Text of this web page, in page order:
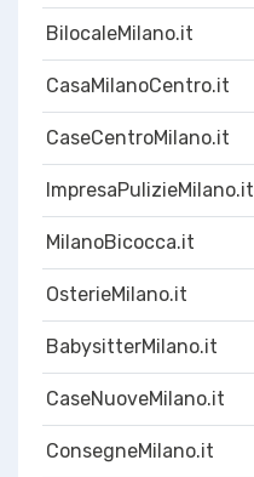
BilocaleMilano.it
CasaMilanoCentro.it
CaseCentroMilano.it
ImpresaPulizieMilano.it
MilanoBicocca.it
OsterieMilano.it
BabysitterMilano.it
CaseNuoveMilano.it
ConsegneMilano.it